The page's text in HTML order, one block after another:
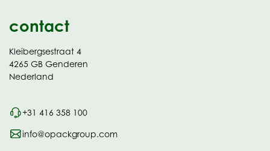
contact
Kleibergsestraat 4
4265 GB Genderen
Nederland
+31 416 358 100
info@opackgroup.com